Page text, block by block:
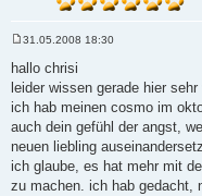
e
i
t
r
a
g
31.05.2008 18:30
hallo chrisi
leider wissen gerade hier
ich hab meinen cosmo im
auch dein gefühl der angst,
neuen liebling
ich glaube, es hat mehr mit
zu machen. ich hab gedacht,